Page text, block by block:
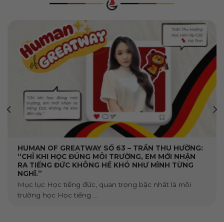
HUMAN OF GREATWAY SỐ 63 – TRẦN THU HƯỜNG:
“CHỈ KHI HỌC ĐÚNG MÔI TRƯỜNG, EM MỚI NHẬN
RA TIẾNG ĐỨC KHÔNG HỀ KHÓ NHƯ MÌNH TỪNG
NGHĨ.”
Mục lục Học tiếng đức, quan trọng bậc nhất là môi
trường học Học tiếng ...